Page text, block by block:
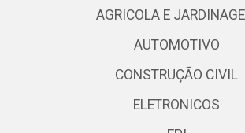
AGRICOLA E
AUTOMOTIVO
CONSTRUÇÃO CIVIL
ELETRONICOS